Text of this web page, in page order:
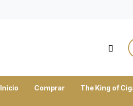
Open
Início Comprar The King of